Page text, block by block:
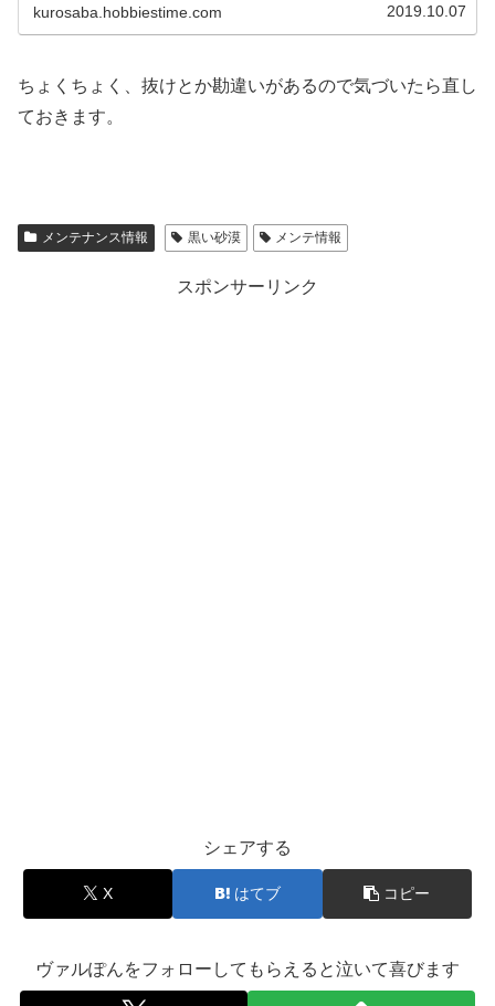
kurosaba.hobbiestime.com 2019.10.07
ちょくちょく、抜けとか勘違いがあるので気づいたら直し
ておきます。
メンテナンス情報 黒い砂漠 メンテ情報
スポンサーリンク
シェアする
X はてブ コピー
ヴァルぽんをフォローしてもらえると泣いて喜びます